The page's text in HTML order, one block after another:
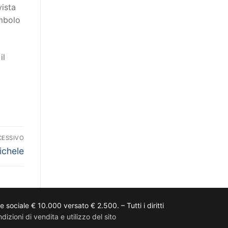
sociale € 10.000 versato € 2.500. – Tutti i diritti
di vendita e utilizzo del sito